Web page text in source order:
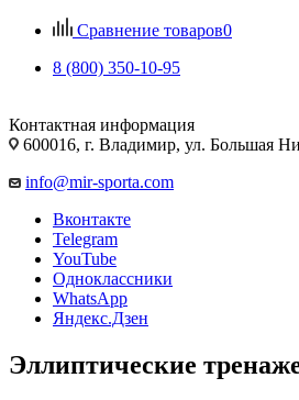
Сравнение товаров0
8 (800) 350-10-95
Контактная информация
600016, г. Владимир, ул. Большая
info@mir-sporta.com
Вконтакте
Telegram
YouTube
Одноклассники
WhatsApp
Яндекс.Дзен
Эллиптические